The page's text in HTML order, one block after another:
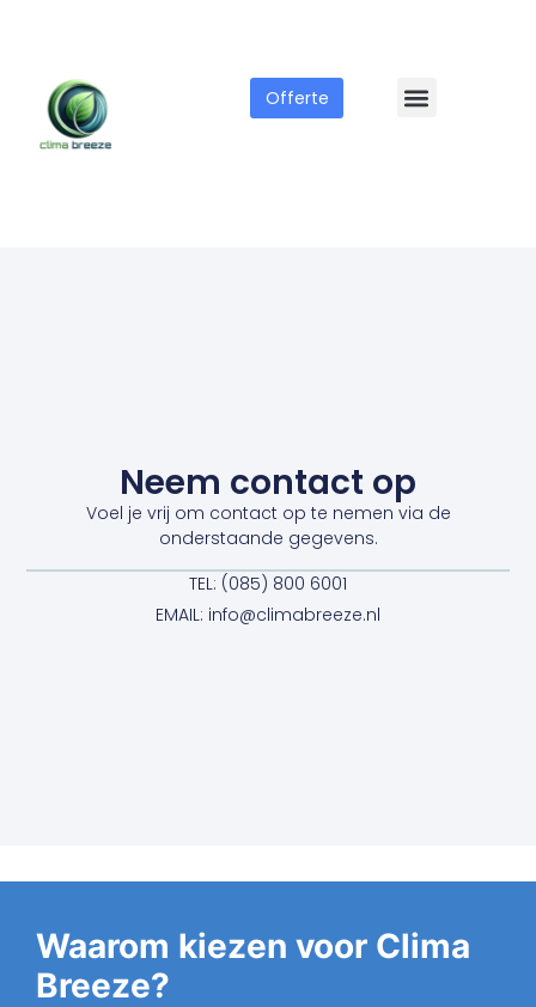
Offerte
Neem contact op
Voel je vrij om contact op te nemen via de
onderstaande gegevens.
TEL: (085) 800 6001
EMAIL: info@climabreeze.nl
Waarom kiezen voor Clima
Breeze?